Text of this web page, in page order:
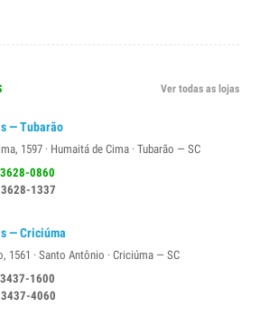
Ver todas as lojas
— Tubarão
1597 · Humaitá de Cima · Tubarão — SC
0860
1337
— Criciúma
1561 · Santo Antônio · Criciúma — SC
1600
4060